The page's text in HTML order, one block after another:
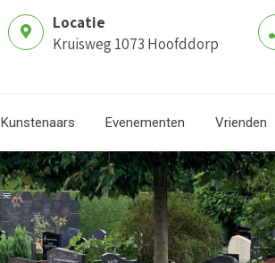
Locatie
Kruisweg 1073 Hoofddorp
Kunstenaars Evenementen Vrienden